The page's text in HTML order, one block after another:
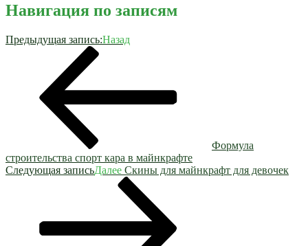
Навигация по записям
Предыдущая запись:Назад
Формула
строительства спорт кара в майнкрафте
Следующая записьДалее Скины для майнкрафт для девочек